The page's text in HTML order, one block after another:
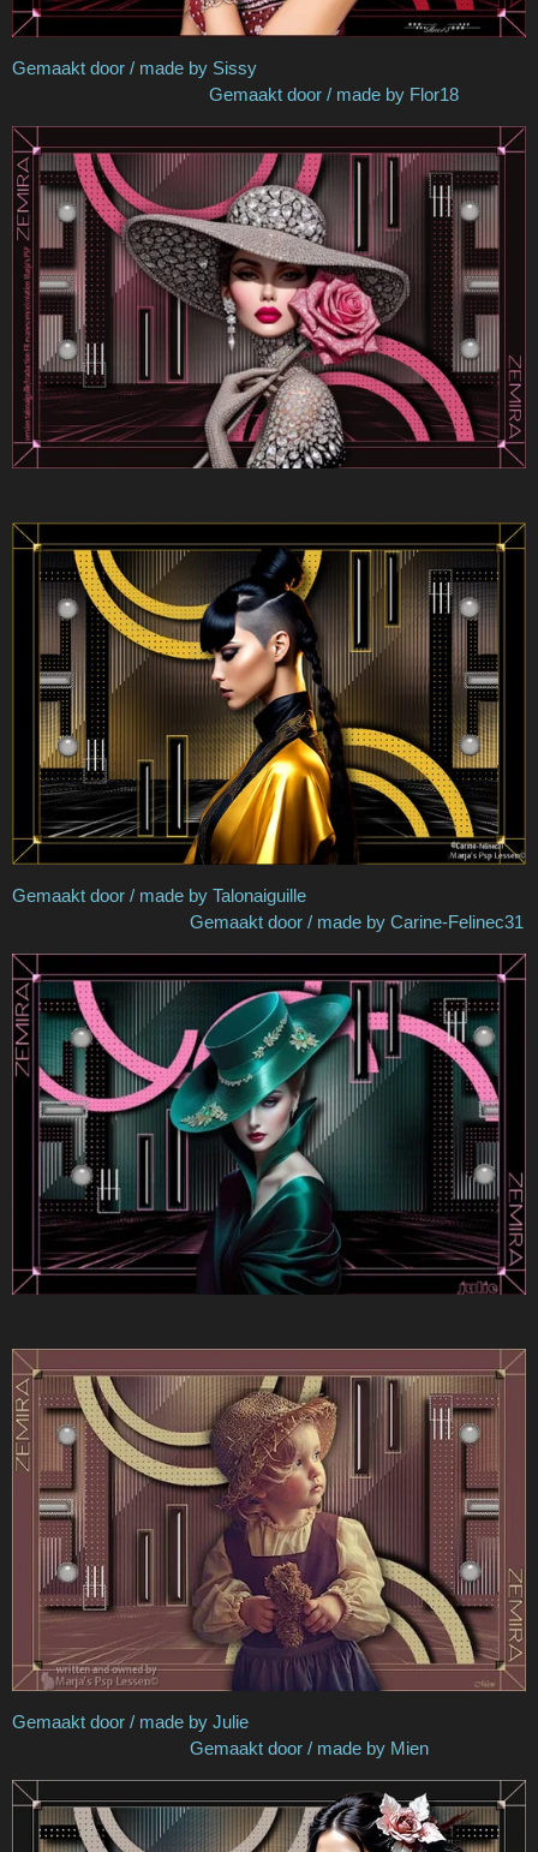
Gemaakt door / made by Sissy
Gemaakt door / made by Flor18
Gemaakt door / made by Talonaiguille
Gemaakt door / made by Carine-Felinec31
Gemaakt door / made by Julie
Gemaakt door / made by Mien